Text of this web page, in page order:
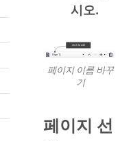
시오.
페이지 이름 바꾸
기
페이지 선